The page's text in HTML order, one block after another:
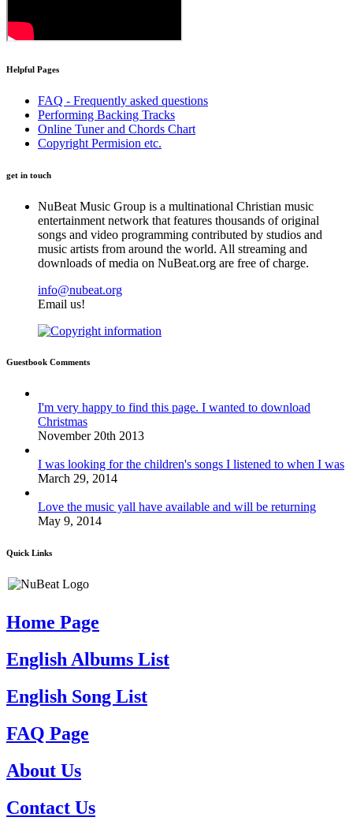
Helpful Pages
FAQ - Frequently asked questions
Performing Backing Tracks
Online Tuner and Chords Chart
Copyright Permision etc.
get in touch
NuBeat Music Group is a multinational Christian music
entertainment network that features thousands of original
songs and video programming contributed by studios and
music artists from around the world. All streaming and
downloads of media on NuBeat.org are free of charge.
info@nubeat.org
Email us!
Guestbook Comments
I'm very happy to find this page. I wanted to download
Christmas
November 20th 2013
I was looking for the children's songs I listened to when I was
March 29, 2014
Love the music yall have available and will be returning
May 9, 2014
Quick Links
Home Page
English Albums List
English Song List
FAQ Page
About Us
Contact Us